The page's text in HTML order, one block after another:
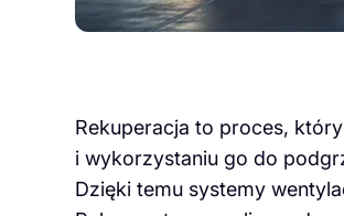
Rekuperacja to proces,
i wykorzystaniu go do
Dzięki temu systemy